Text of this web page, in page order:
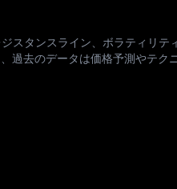
スタンスライン、ボラティリテ
過去のデータは価格予測やテク